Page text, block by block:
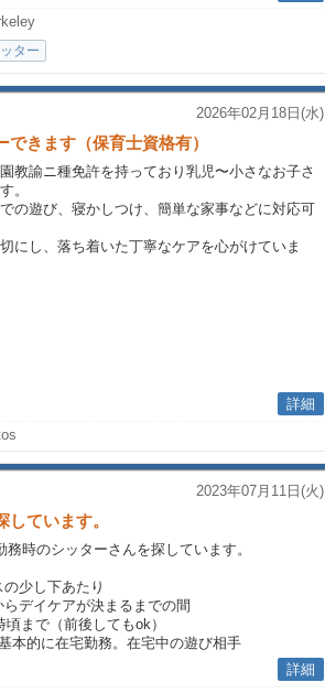
ター
2026年02月18日(水)
きます（保育士資格有）
教諭ニ種免許を持っており乳児〜小さなお子さ
。
の遊び、寝かしつけ、簡単な家事などに対応可
にし、落ち着いた丁寧なケアを心がけていま
詳細
2023年07月11日(火)
ています。
時のシッターさんを探しています。
少し下あたり
デイケアが決まるまでの間
まで（前後してもok）
本的に在宅勤務。在宅中の遊び相手
詳細